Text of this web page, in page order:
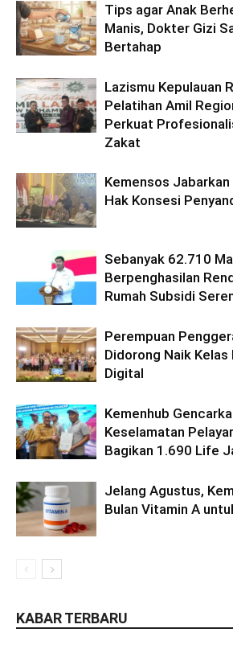
Tips agar Anak
Manis, Dokter Gizi
Bertahap
Lazismu Kepulauan
Pelatihan Amil
Perkuat
Zakat
Kemensos
Hak Konsesi
Sebanyak 62.710
Berpenghasilan
Rumah Subsidi
Perempuan
Didorong Naik
Digital
Kemenhub
Keselamatan
Bagikan 1.690 Life
Jelang Agustus,
Bulan Vitamin A
KABAR TERBARU